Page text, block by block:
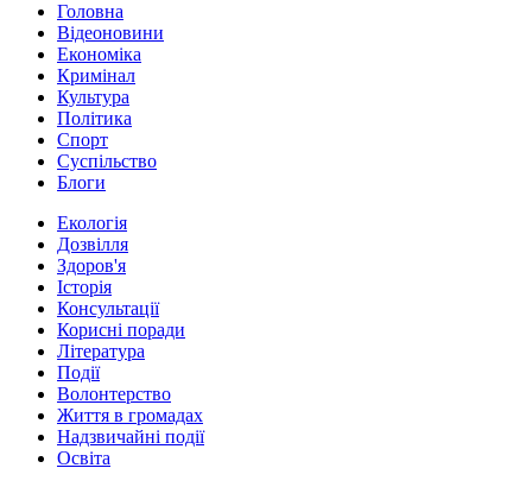
Головна
Відеоновини
Економіка
Кримінал
Культура
Політика
Спорт
Суспільство
Блоги
Екологія
Дозвілля
Здоров'я
Історія
Консультації
Корисні поради
Література
Події
Волонтерство
Життя в громадах
Надзвичайні події
Освіта